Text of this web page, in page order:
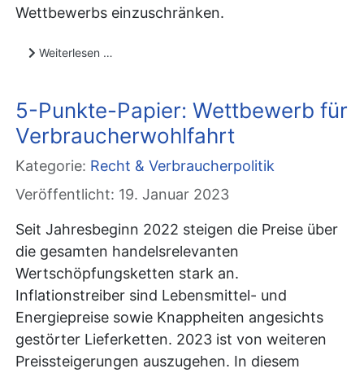
Wettbewerbs einzuschränken.
Weiterlesen …
5-Punkte-Papier: Wettbewerb für
Verbraucherwohlfahrt
Kategorie: Recht & Verbraucherpolitik
Veröffentlicht: 19. Januar 2023
Seit Jahresbeginn 2022 steigen die Preise über
die gesamten handelsrelevanten
Wertschöpfungsketten stark an.
Inflationstreiber sind Lebensmittel- und
Energiepreise sowie Knappheiten angesichts
gestörter Lieferketten. 2023 ist von weiteren
Preissteigerungen auszugehen. In diesem